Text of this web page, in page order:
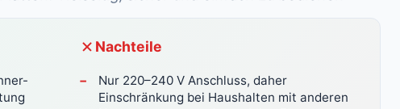
Nachteile
Nur 220–240 V Anschluss, daher
Einschränkung bei Haushalten mit anderen